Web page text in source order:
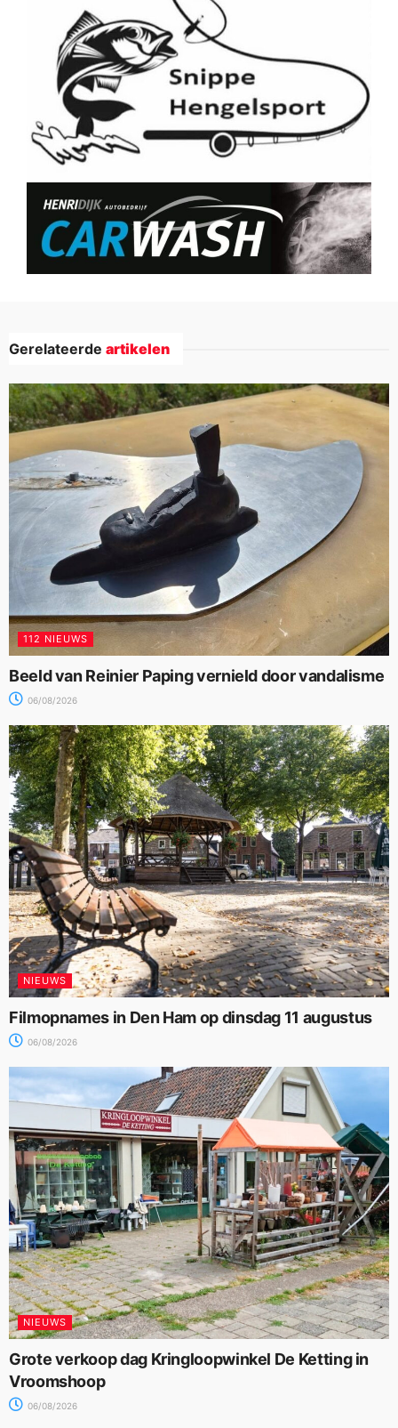
Gerelateerde artikelen
112 NIEUWS
Beeld van Reinier Paping vernield door vandalisme
06/08/2026
NIEUWS
Filmopnames in Den Ham op dinsdag 11 augustus
06/08/2026
NIEUWS
Grote verkoop dag Kringloopwinkel De Ketting in
Vroomshoop
06/08/2026